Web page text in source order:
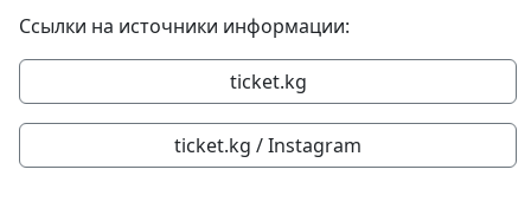
Ссылки на источники информации:
ticket.kg
ticket.kg / Instagram